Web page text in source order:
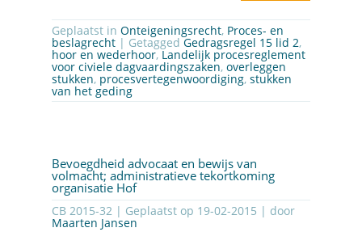
Geplaatst in Onteigeningsrecht, Proces- en
beslagrecht | Getagged Gedragsregel 15 lid 2,
hoor en wederhoor, Landelijk procesreglement
voor civiele dagvaardingszaken, overleggen
stukken, procesvertegenwoordiging, stukken
van het geding
Bevoegdheid advocaat en bewijs van
volmacht; administratieve tekortkoming
organisatie Hof
CB 2015-32 | Geplaatst op 19-02-2015 | door
Maarten Jansen